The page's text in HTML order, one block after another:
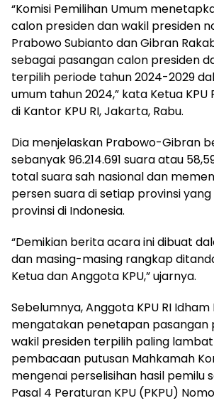
“Komisi Pemilihan Umum
calon presiden dan wakil presiden
Prabowo Subianto dan Gibran
sebagai pasangan calon presiden
terpilih periode tahun 2024-2029
umum tahun 2024,” kata Ketua KPU
di Kantor KPU RI, Jakarta, Rabu.
Dia menjelaskan Prabowo-Gibran
sebanyak 96.214.691 suara atau
total suara sah nasional dan
persen suara di setiap provinsi
provinsi di Indonesia.
“Demikian berita acara ini dibuat
dan masing-masing rangkap
Ketua dan Anggota KPU,” ujarnya.
Sebelumnya, Anggota KPU RI Idham
mengatakan penetapan pasangan
wakil presiden terpilih paling
pembacaan putusan Mahkamah
mengenai perselisihan hasil pemilu
Pasal 4 Peraturan KPU (PKPU)